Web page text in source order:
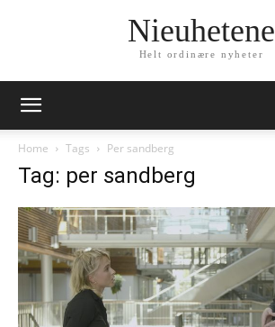
Nieuhetene
Helt ordinære nyheter
Home Tags Per sandberg
Tag: per sandberg